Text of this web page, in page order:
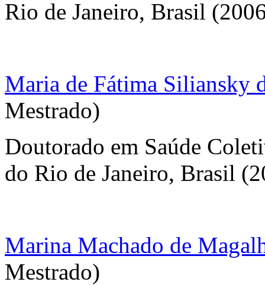
Rio de Janeiro, Brasil
Maria de Fátima Siliansky
Mestrado)
Doutorado em Saúde
do Rio de Janeiro, Brasil
Marina Machado de
Mestrado)